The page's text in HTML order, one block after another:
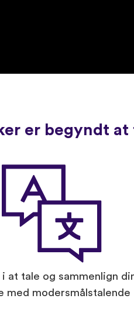
er begyndt
at tale og sammenlign
med modersmålstalende